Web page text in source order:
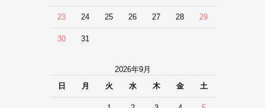
23 24 25 26 27 28 29
30 31
2026年9月
日
月 火 水 木 金 土